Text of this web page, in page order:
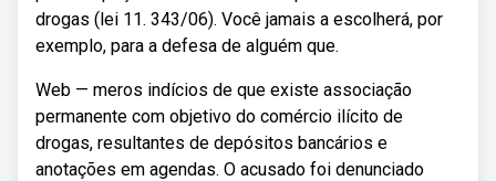
drogas (lei 11. 343/06). Você jamais a escolherá, por
exemplo, para a defesa de alguém que.
Web — meros indícios de que existe associação
permanente com objetivo do comércio ilícito de
drogas, resultantes de depósitos bancários e
anotações em agendas. O acusado foi denunciado